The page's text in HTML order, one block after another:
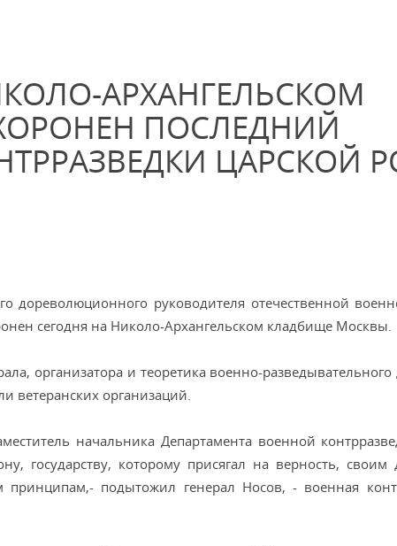
АРХАНГЕЛЬСКОМ
ПОСЛЕДНИЙ
ЦАРСКОЙ
дореволюционного руководителя отечественной
сегодня на Николо-Архангельском кладбище Москвы.
организатора и теоретика военно-разведывательного
ветеранских организаций.
начальника Департамента военной
государству, которому присягал на верность, своим
принципам,- подытожил генерал Носов, - военная